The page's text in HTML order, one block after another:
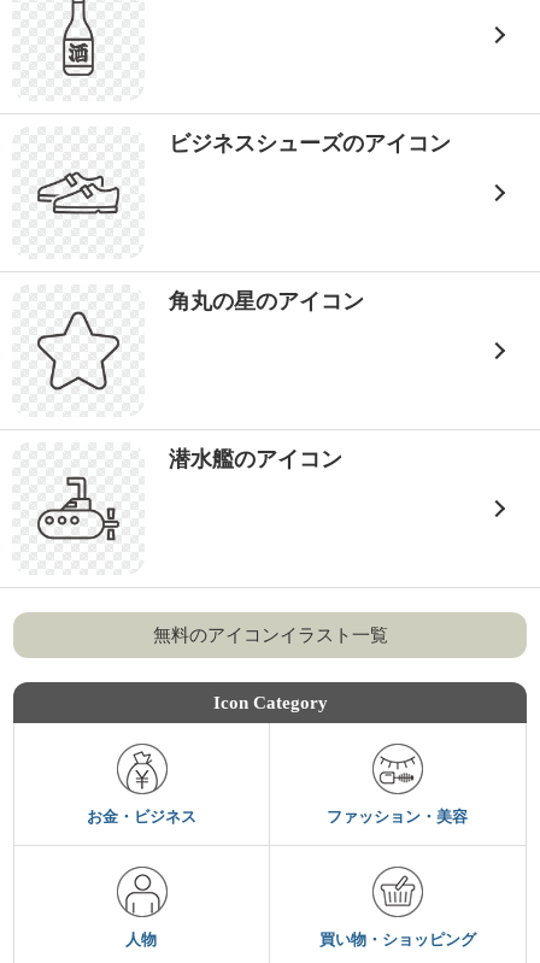
ビジネスシューズのアイコン
角丸の星のアイコン
潜水艦のアイコン
無料のアイコンイラスト一覧
Icon Category
お金・ビジネス ファッション・美容
人物 買い物・ショッピング